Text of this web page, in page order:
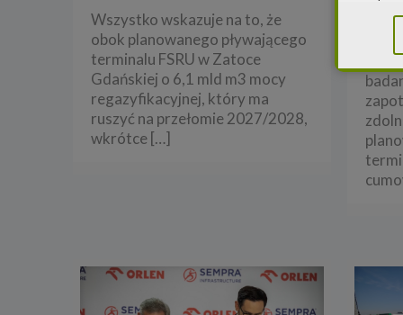
Wszystko wskazuje na to, że
obok planowanego pływającego
terminalu FSRU w Zatoce
Gdańskiej o 6,1 mld m3 mocy
regazyfikacyjnej, który ma
ruszyć na przełomie 2027/2028,
wkrótce[…]
2.
ul.
a) pod
b)